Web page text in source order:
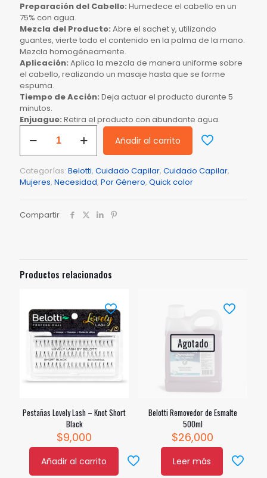
Preparación del Cabello: Humedece el cabello en un
75% con agua.
Mezcla del Producto: Abre el sachet y, utilizando
guantes, vierte todo el contenido en la palma de la mano.
Mezcla homogéneamente.
Aplicación: Aplica la mezcla de manera uniforme sobre
el cabello, realizando un masaje hasta que se forme
espuma.
Tiempo de Acción: Deja actuar el producto durante 5
minutos.
Enjuague: Retira el producto con abundante agua.
Quick
Color
En
Crema
Caja
de
cantidad
Añadir al carrito
Categorías: Belotti, Cuidado Capilar, Cuidado Capilar,
Mujeres, Necesidad, Por Género, Quick color
Compartir
Productos relacionados
Pestañas Lovely Lash – Knot Short
Black
$9,000
Añadir al carrito
Agotado
Belotti Removedor de Esmalte
500ml
$26,000
Leer más